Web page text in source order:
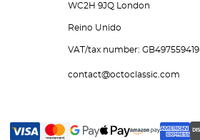
WC2H 9JQ London
Reino Unido
VAT/tax number: GB497559419
contact@octoclassic.com